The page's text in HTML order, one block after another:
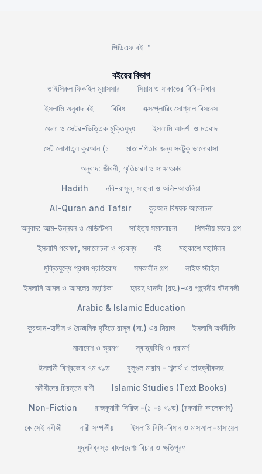
পিডিএফ বই ™
বইয়ের বিভাগ
তাইসিরুল ফিকহিল মুয়াসসার
সিয়াম ও যাকাতের বিধি-বিধান
ইসলামি অনুবাদ বই
বিবিধ
এক্সপ্লোরিং সোশ্যাল বিসনেস
জেলা ও সেক্টর-ভিত্তিক মুক্তিযুদ্ধ
ইসলামি আদর্শ ও মতবাদ
সেট লোগাতুল কুরআন (১
মাতা-পিতার জন্য সবটুকু ভালোবাসা
অনুবাদ: জীবনী, স্মৃতিচারণ ও সাক্ষাৎকার
Hadith
নবি-রাসুল, সাহাবা ও অলি-আওলিয়া
Al-Quran and Tafsir
কুরআন বিষয়ক আলোচনা
অনুবাদ: আত্ম-উন্নয়ন ও মেডিটেশন
সাহিত্য সমালোচনা
শিক্ষনীয় মজার গল্প
ইসলামি গবেষণা, সমালোচনা ও প্রবন্ধ
বই
মহাকাশে মহামিলন
মুক্তিযুদ্ধে প্রথম প্রতিরোধ
সমকালীন গল্প
লাইফ স্টাইল
ইসলামি আমল ও আমলের সহায়িকা
হযরহ থানভী (রহ.)-এর পছন্দনীয় ঘটনাবলী
Arabic & Islamic Education
কুরআন-হাদীস ও বৈজ্ঞানিক দৃষ্টিতে রাসূল (সা.) এর মিরাজ
ইসলামি অর্থনীতি
নানাদেশ ও ভ্রমণ
স্বাস্থ্যবিধি ও পরামর্শ
ইসলামী বিশ্বকোষ ৭ম খণ্ড
বুলূগুল মারাম - শব্দার্থ ও তাহক্বীকসহ
মনীষীদের চিরন্তন বাণী
Islamic Studies (Text Books)
Non-Fiction
রাজকুমারী সিরিজ -(১ -৪ খণ্ড) (রকমারি কালেকশন)
কে সেই নবীজী
নারী সম্পর্কীয়
ইসলামি বিধি-বিধান ও মাসআলা-মাসায়েল
যুদ্ধবিধ্বস্ত বাংলাদেশঃ বিচার ও ক্ষতিপুরণ